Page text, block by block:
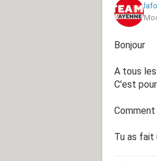
Bonjour
A tous
C'est
Tu as fait